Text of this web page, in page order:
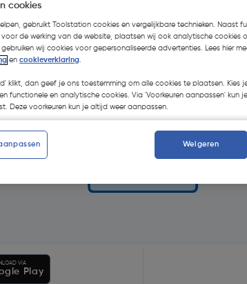
vinden“dewalt-gratis-
VIA
Play
cookies
gebruikt Toolstation cookies en vergelijkbare technieken. Naast
voor de werking van de website, plaatsen wij ook analytische cookies
wij cookies voor gepersonaliseerde advertenties. Lees hier
en cookieverklaring.
klikt, dan geef je ons toestemming om alle cookies te plaatsen. Kies
functionele en analytische cookies. Via 'Voorkeuren aanpassen' kun
Deze voorkeuren kun je altijd weer aanpassen.
Weigeren